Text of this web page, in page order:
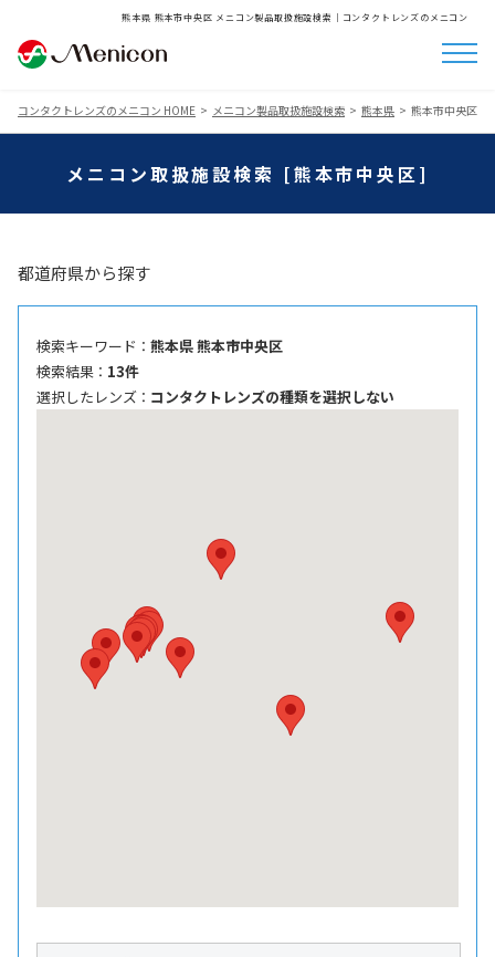
熊本県 熊本市中央区 メニコン製品取扱施設検索│コンタクトレンズのメニコン
コンタクトレンズのメニコン HOME メニコン製品取扱施設検索 熊本県 熊本市中央区
メニコン取扱施設検索 [熊本市中央区]
都道府県から探す
検索キーワード ： 熊本県 熊本市中央区
検索結果 ： 13件
選択したレンズ ： コンタクトレンズの種類を選択しない